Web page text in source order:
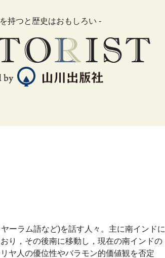
持つと歴史はおもしろい -
ーラム語など)を話す人々。主に南インドに
り，その後南に移動し，現在の南インドの
ヤ人の優位性やバラモン的価値観を否定